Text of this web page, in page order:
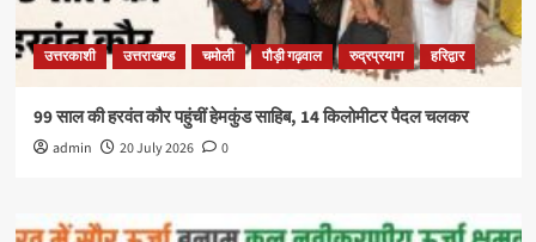
उत्तरकाशी उत्तराखण्ड चमोली पौड़ी गढ़वाल रुद्रप्रयाग हरिद्वार
99 साल की हरवंत कौर पहुंचीं हेमकुंड साहिब, 14 किलोमीटर पैदल चलकर
admin 20 July 2026 0